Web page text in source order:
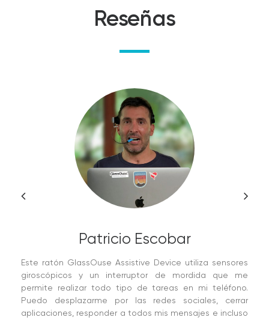
Reseñas
Patricio Escobar
Este ratón GlassOuse Assistive Device utiliza sensores
giroscópicos y un interruptor de mordida que me
permite realizar todo tipo de tareas en mi teléfono.
Puedo desplazarme por las redes sociales, cerrar
aplicaciones, responder a todos mis mensajes e incluso